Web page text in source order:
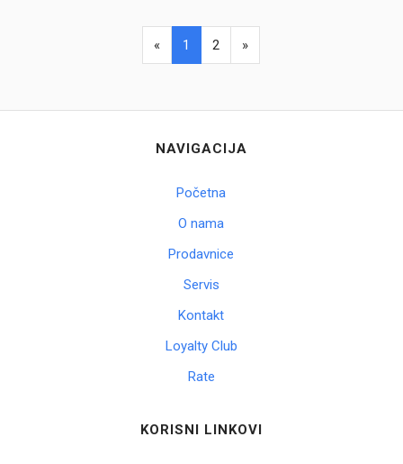
« 1 2 »
NAVIGACIJA
Početna
O nama
Prodavnice
Servis
Kontakt
Loyalty Club
Rate
KORISNI LINKOVI